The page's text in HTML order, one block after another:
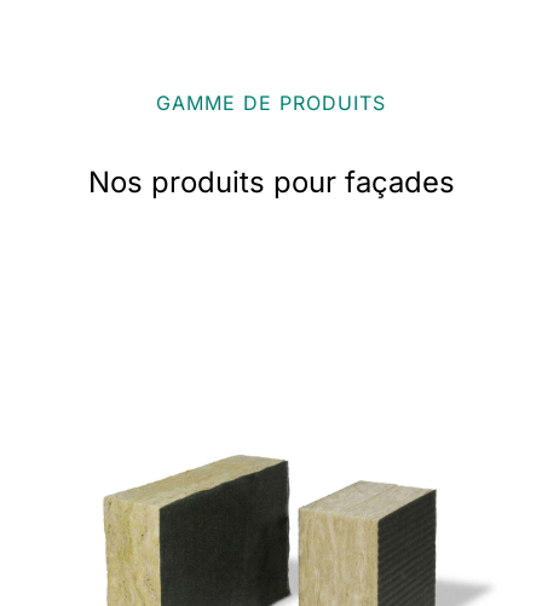
GAMME DE PRODUITS
Nos produits pour façades